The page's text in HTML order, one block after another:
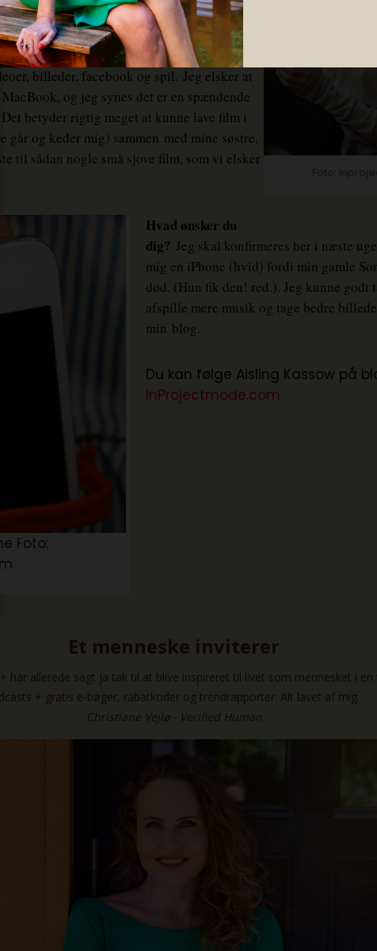
lige nu?Jeg er vild med alle produkter fra
afhængig af min laptop. Jeg bruger den
billeder, facebook og spil.Jeg elsker at
og jeg synes det er en spændende
Det betyder rigtig meget at kunne lave film i
og keder mig) sammen med mine søstre.
til sådan nogle små sjove film, som vi elsker
Foto:
Hvad ønsker du
dig?Jeg skal konfirmeres her i næste
mig en iPhone (hvid) fordi min gamle
død. (Hun fik den! red.). Jeg kunne godt
afspille mere musik og tage bedre
min blog.
Du kan følge Aisling Kassow på
InProjectmode.com